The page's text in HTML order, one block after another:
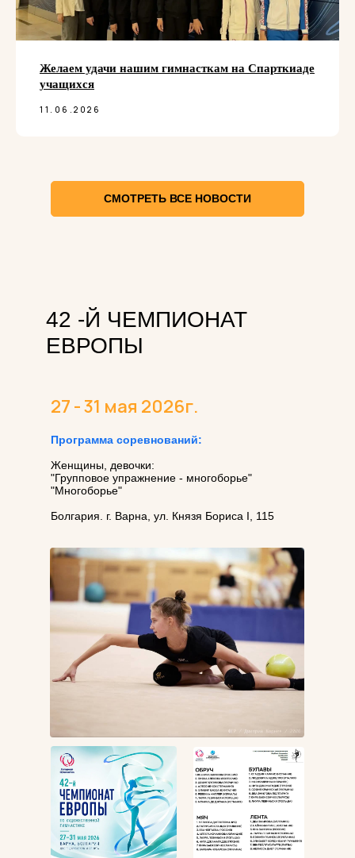
Желаем удачи нашим гимнасткам на Спарткиаде
учащихся
11.06.2026
СМОТРЕТЬ ВСЕ НОВОСТИ
42 -Й ЧЕМПИОНАТ
ЕВРОПЫ
Программа соревнований:
Женщины, девочки:
"Групповое упражнение - многоборье"
"Многоборье"
Болгария. г. Варна, ул. Князя Бориса I, 115
27 - 31 мая 2026г.